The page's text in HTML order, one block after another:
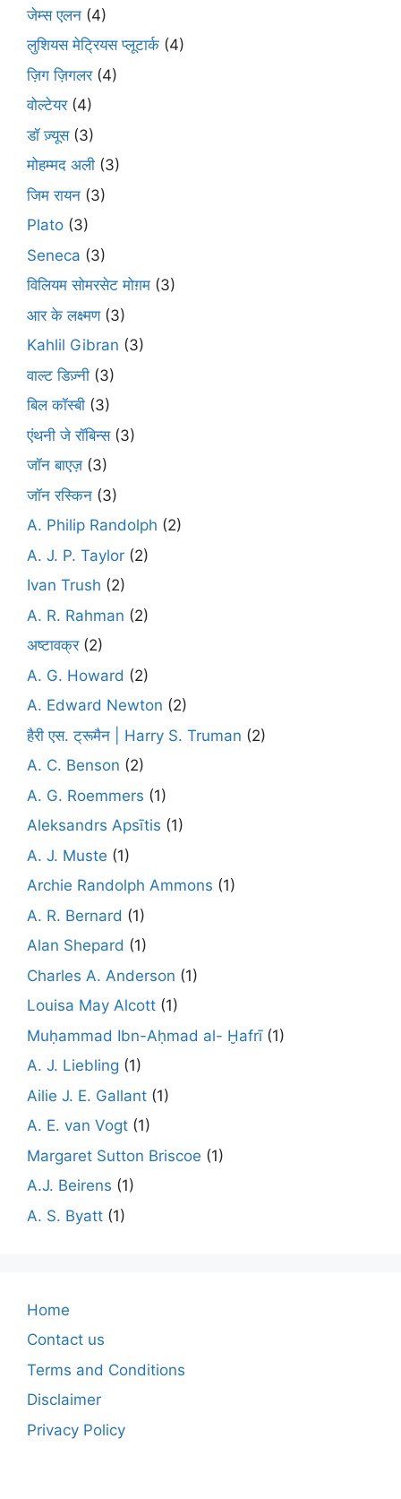
जेम्स एलन (4)
लुशियस मेट्रियस प्लूटार्क (4)
ज़िग ज़िगलर(4)
वोल्टेयर(4)
डॉ ज़्यूस(3)
मोहम्मद अली (3)
जिम रायन (3)
Plato (3)
Seneca (3)
विलियम सोमरसेट मोग़म (3)
आर के लक्ष्मण(3)
Kahlil Gibran (3)
वाल्ट डिज़्नी (3)
बिल कॉस्बी (3)
एंथनी जे रॉबिन्स(3)
जॉन बाएज़ (3)
जॉन रस्किन (3)
A. Philip Randolph (2)
A. J. P. Taylor (2)
Ivan Trush (2)
A. R. Rahman (2)
अष्टावक्र(2)
A. G. Howard (2)
A. Edward Newton (2)
हैरी एस. ट्रूमैन | Harry S. Truman (2)
A. C. Benson (2)
A. G. Roemmers (1)
Aleksandrs Apsītis (1)
A. J. Muste (1)
Archie Randolph Ammons (1)
A. R. Bernard (1)
Alan Shepard (1)
Charles A. Anderson (1)
Louisa May Alcott (1)
Muḥammad Ibn-Aḥmad al- Ḫafrī(1)
A. J. Liebling (1)
Ailie J. E. Gallant (1)
A. E. van Vogt (1)
Margaret Sutton Briscoe (1)
A.J. Beirens (1)
A. S. Byatt (1)
Home
Contact us
Terms and Conditions
Disclaimer
Privacy Policy